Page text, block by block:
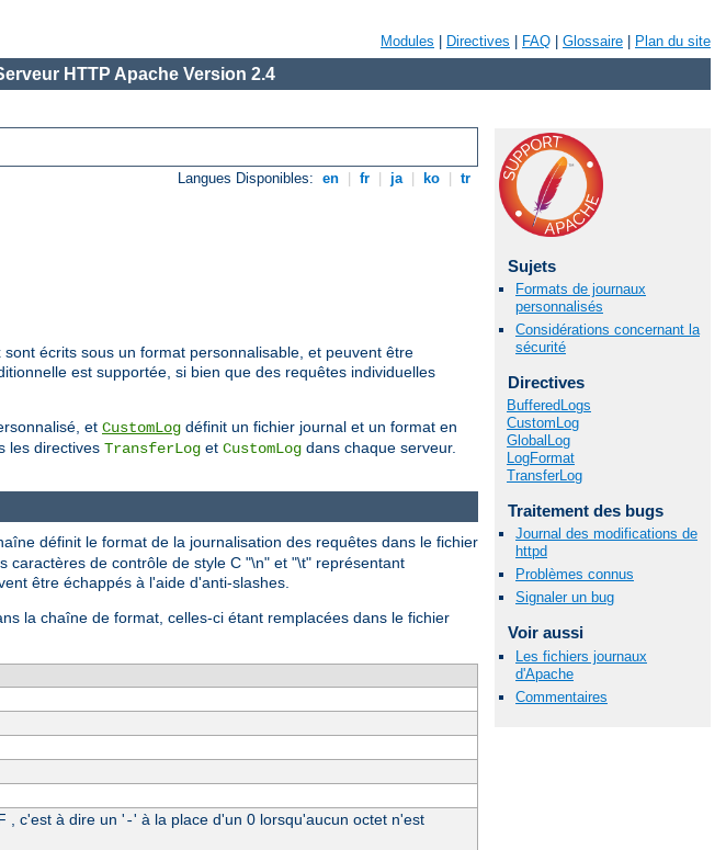
Modules Directives FAQ Glossaire Plan du site
HTTP Apache Version 2.4
Langues Disponibles: en fr ja ko tr
écrits sous un format personnalisable, et peuvent être
est supportée, si bien que des requêtes individuelles
et CustomLog définit un fichier journal et un format en
les directives TransferLog et CustomLog dans chaque serveur.
Sujets
Formats de journaux
personnalisés
Considérations concernant la
sécurité
Directives
BufferedLogs
CustomLog
GlobalLog
LogFormat
TransferLog
Traitement des bugs
Journal des modifications de
httpd
Problèmes connus
Signaler un bug
Voir aussi
Les fichiers journaux
d'Apache
Commentaires
définit le format de la journalisation des requêtes dans le fichier
caractères de contrôle de style C "\n" et "\t" représentant
être échappés à l'aide d'anti-slashes.
la chaîne de format, celles-ci étant remplacées dans le fichier
, c'est à dire un '-' à la place d'un 0 lorsqu'aucun octet n'est